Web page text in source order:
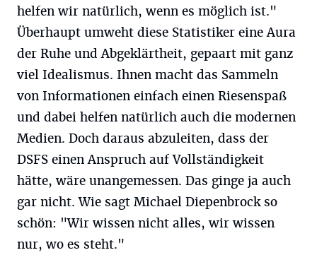
helfen wir natürlich, wenn es möglich ist."
Überhaupt umweht diese Statistiker eine Aura
der Ruhe und Abgeklärtheit, gepaart mit ganz
viel Idealismus. Ihnen macht das Sammeln
von Informationen einfach einen Riesenspaß
und dabei helfen natürlich auch die modernen
Medien. Doch daraus abzuleiten, dass der
DSFS einen Anspruch auf Vollständigkeit
hätte, wäre unangemessen. Das ginge ja auch
gar nicht. Wie sagt Michael Diepenbrock so
schön: "Wir wissen nicht alles, wir wissen
nur, wo es steht."